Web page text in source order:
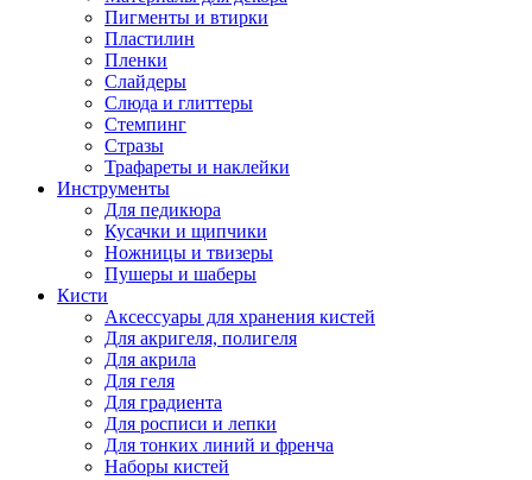
Пигменты и втирки
Пластилин
Пленки
Слайдеры
Слюда и глиттеры
Стемпинг
Стразы
Трафареты и наклейки
Инструменты
Для педикюра
Кусачки и щипчики
Ножницы и твизеры
Пушеры и шаберы
Кисти
Аксессуары для хранения кистей
Для акригеля, полигеля
Для акрила
Для геля
Для градиента
Для росписи и лепки
Для тонких линий и френча
Наборы кистей